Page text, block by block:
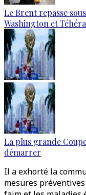
Le Brent repasse
Washington et
La plus grande
démarrer
Il a exhorté la
mesures